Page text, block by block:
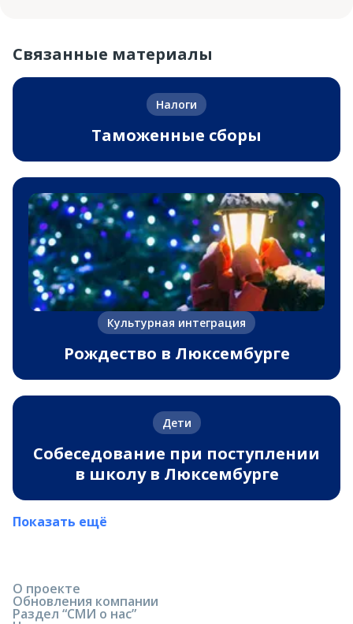
Связанные материалы
Налоги
Таможенные сборы
Культурная интеграция
Рождество в Люксембурге
Дети
Собеседование при поступлении
в школу в Люксембурге
Показать ещё
О проекте
Обновления компании
Раздел “СМИ о нас”